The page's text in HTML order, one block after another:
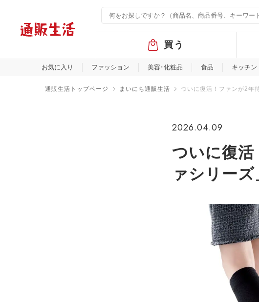
バ
ル
メ
買う
お気に入り ファッション 美容･化粧品 食品 キッチン
通販生活トップページ まいにち通販生活 ついに復活！ファンが2年
2026.04.09
ついに復活
ァシリーズ